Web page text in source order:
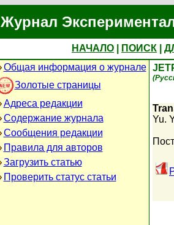
Журнал
НАЧАЛО ПОИСК
Общая информация о журнале
Золотые страницы
Адреса редакции
Содержание журнала
Сообщения редакции
Правила для авторов
Загрузить статью
Проверить статус статьи
Yu.